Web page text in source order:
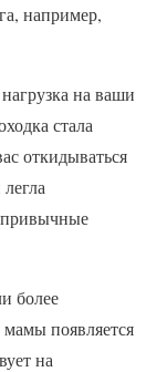
например,
на ваши
стала
откидываться
более
появляется
на